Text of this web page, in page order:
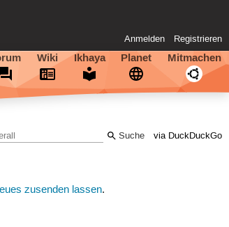
Anmelden Registrieren
Wiki Ikhaya Planet Mitmachen
via DuckDuckGo
zusenden lassen.